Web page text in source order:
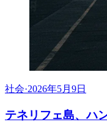
社会·2026年5月9日
テネリフェ島、ハ